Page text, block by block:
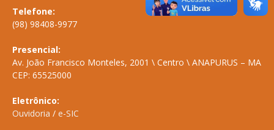
Telefone:
(98) 98408-9977
Presencial:
Av. João Francisco Monteles, 2001 \ Centro \ ANAPURUS – MA
CEP: 65525000
Eletrônico:
Ouvidoria / e-SIC